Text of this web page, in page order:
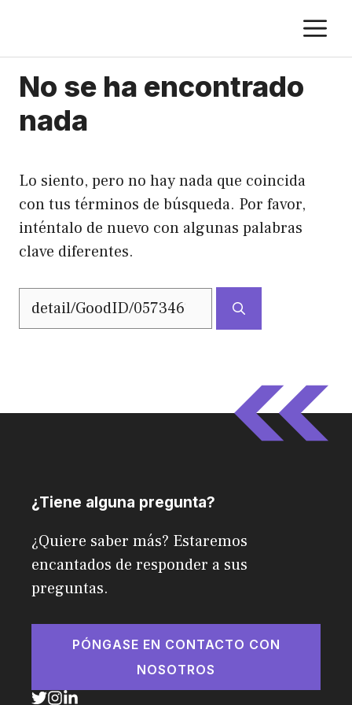
contenido
No se ha encontrado
nada
Lo siento, pero no hay nada que coincida
con tus términos de búsqueda. Por favor,
inténtalo de nuevo con algunas palabras
clave diferentes.
Buscar:
¿Tiene alguna pregunta?
¿Quiere saber más? Estaremos
encantados de responder a sus
preguntas.
PÓNGASE EN CONTACTO CON
NOSOTROS